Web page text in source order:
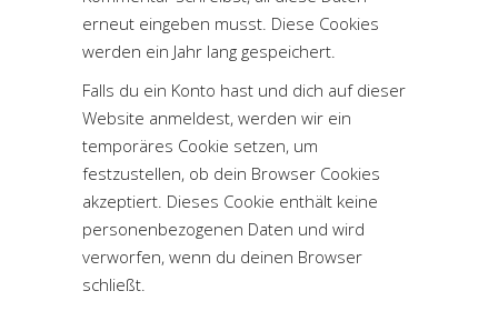
erneut eingeben musst. Diese Cookies
werden ein Jahr lang gespeichert.
Falls du ein Konto hast und dich auf dieser
Website anmeldest, werden wir ein
temporäres Cookie setzen, um
festzustellen, ob dein Browser Cookies
akzeptiert. Dieses Cookie enthält keine
personenbezogenen Daten und wird
verworfen, wenn du deinen Browser
schließt.